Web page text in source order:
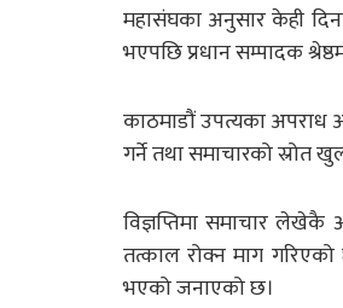
महासंघका अनुसार केही
भएपछि प्रधान सम्पादक
काठमाडौं उपत्यका अपराध
गर्ने तथा समाचारको स्रोत
विज्ञप्तिमा समाचार लेखेकै
तत्काल रोक्न माग
भएको जनाएको छ।